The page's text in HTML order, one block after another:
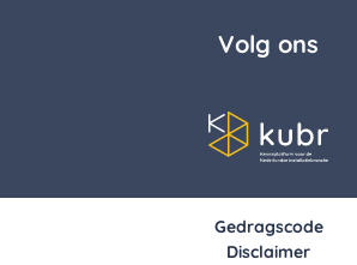
Volg ons
Gedragscode
Disclaimer